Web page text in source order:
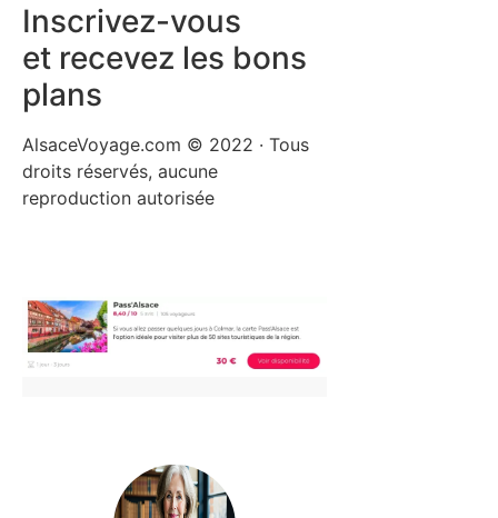
Inscrivez-vous
et recevez les bons
plans
AlsaceVoyage.com © 2022 · Tous
droits réservés, aucune
reproduction autorisée